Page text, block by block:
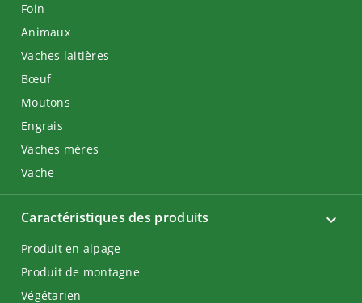
Foin
Animaux
Vaches laitières
Bœuf
Moutons
Engrais
Vaches mères
Vache
Caractéristiques des produits
Produit en alpage
Produit de montagne
Végétarien